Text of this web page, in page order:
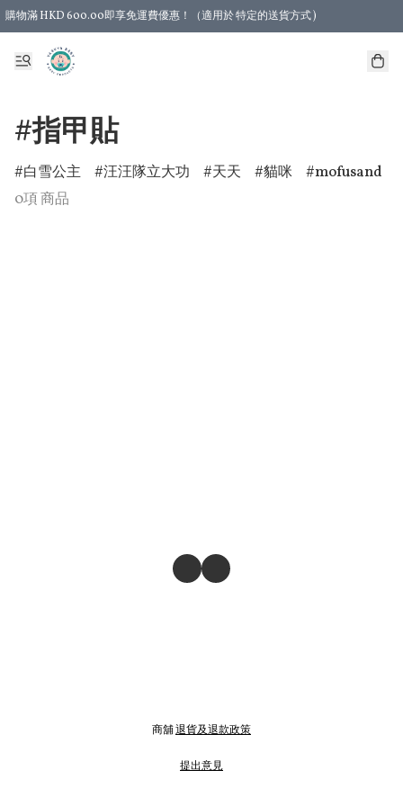
購物滿 HKD 600.00即享免運費優惠！（適用於 特定的送貨方式 )
#指甲貼
白雪公主 汪汪隊立大功 天天 貓咪
mofusand
0項 商品
商舖退貨及退款政策
提出意見